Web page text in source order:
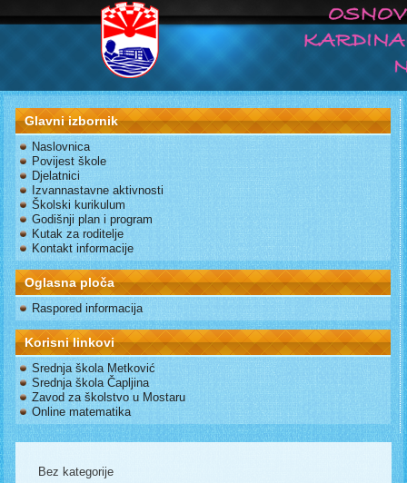
Glavni izbornik
Naslovnica
Povijest škole
Djelatnici
Izvannastavne aktivnosti
Školski kurikulum
Godišnji plan i program
Kutak za roditelje
Kontakt informacije
Oglasna ploča
Raspored informacija
Korisni linkovi
Srednja škola Metković
Srednja škola Čapljina
Zavod za školstvo u Mostaru
Online matematika
Bez kategorije